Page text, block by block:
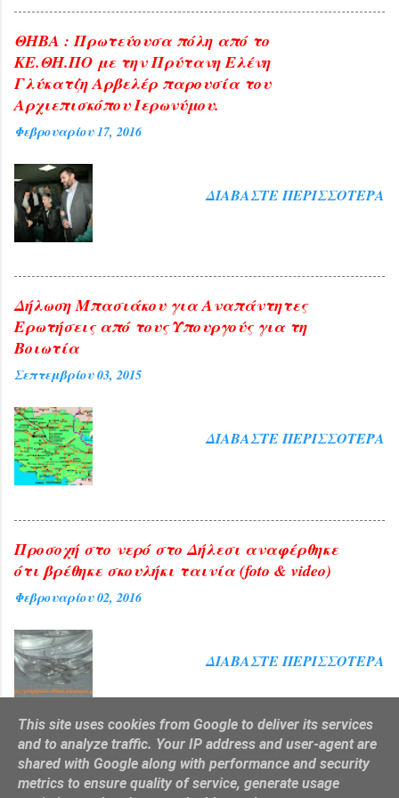
ΘΗΒΑ : Πρωτεύουσα πόλη από το
ΚΕ.ΘΗ.ΠΟ με την Πρύτανη Ελένη
Γλύκατζη Αρβελέρ παρουσία του
Αρχιεπισκόπου Ιερωνύμου.
Φεβρουαρίου 17, 2016
ΔΙΑΒΆΣΤΕ ΠΕΡΙΣΣΌΤΕΡΑ
Δήλωση Μπασιάκου για Αναπάντητες
Ερωτήσεις από τους Υπουργούς για τη
Βοιωτία
Σεπτεμβρίου 03, 2015
ΔΙΑΒΆΣΤΕ ΠΕΡΙΣΣΌΤΕΡΑ
Προσοχή στο νερό στο Δήλεσι αναφέρθηκε
ότι βρέθηκε σκουλήκι ταινία (foto & video)
Φεβρουαρίου 02, 2016
ΔΙΑΒΆΣΤΕ ΠΕΡΙΣΣΌΤΕΡΑ
Από το Blogger
This site uses cookies from Google to deliver its services
and to analyze traffic. Your IP address and user-agent are
shared with Google along with performance and security
metrics to ensure quality of service, generate usage